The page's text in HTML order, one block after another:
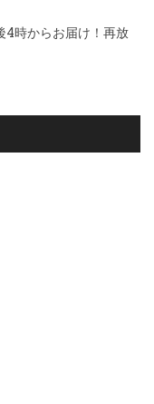
時からお届け！再放